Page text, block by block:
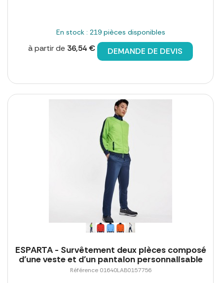
En stock : 219 pièces disponibles
à partir de 36,54 € DEMANDE DE DEVIS
ESPARTA - Survêtement deux pièces composé
d'une veste et d'un pantalon personnalisable
Référence 01640LAB0157756